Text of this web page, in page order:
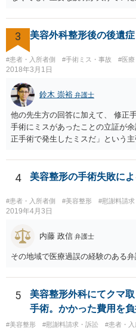
3 美容外科整形後の後遺症
#患者・入所者側 #手術ミス・事故 #医療
2018年3月1日
鈴木 崇裕 弁護士
他の先生方の回答に加えて、 修正
手術にミスがあったことの立証が
正手術で発生したミスだ」という
検討なさっているのであれば、修
して対応を決めることを強くお勧
4 美容整形の手術失敗に
#患者・入所者側 #美容整形 #慰謝料請
2019年4月3日
内藤 政信 弁護士
その地域で医療過誤の経験のある
5
美容整形外科にてクマ
手術。かかった費用を負
#美容整形 #慰謝料請求・訴訟 #患者・入